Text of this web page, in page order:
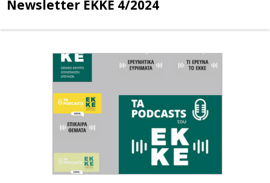
Newsletter EKKE 4/2024